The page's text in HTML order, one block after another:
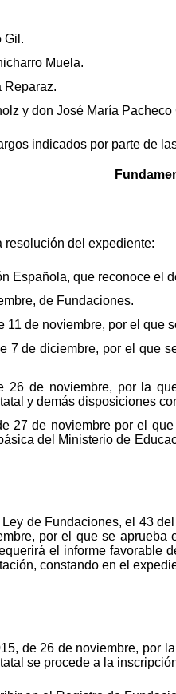
Gil.
Muela.
Reparaz.
y don José María Pacheco
indicados por parte de
resolución del expediente:
Española, que reconoce el
de Fundaciones.
11 de noviembre, por el
7 de diciembre, por el que
26 de noviembre, por la
y demás disposiciones
27 de noviembre por el
del Ministerio de
de Fundaciones, el 43
por el que se
el informe favorable
constando en el
de 26 de noviembre, por
se procede a la